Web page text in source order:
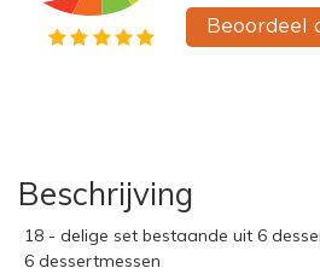
Beschrijving
18 - delige set bestaande uit 6
6 dessertmessen